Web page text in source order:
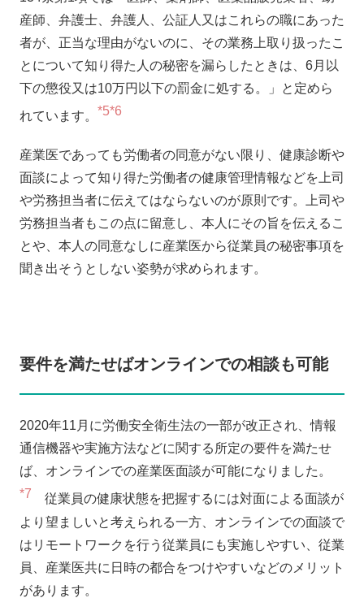
産師、弁護士、弁護人、公証人又はこれらの職にあった
者が、正当な理由がないのに、その業務上取り扱ったこ
とについて知り得た人の秘密を漏らしたときは、6月以
下の懲役又は10万円以下の罰金に処する。」と定めら
れています。 *5*6
産業医であっても労働者の同意がない限り、健康診断や
面談によって知り得た労働者の健康管理情報などを上司
や労務担当者に伝えてはならないのが原則です。上司や
労務担当者もこの点に留意し、本人にその旨を伝えるこ
とや、本人の同意なしに産業医から従業員の秘密事項を
聞き出そうとしない姿勢が求められます。
要件を満たせばオンラインでの相談も可能
2020年11月に労働安全衛生法の一部が改正され、情報
通信機器や実施方法などに関する所定の要件を満たせ
ば、オンラインでの産業医面談が可能になりました。
*7 従業員の健康状態を把握するには対面による面談が
より望ましいと考えられる一方、オンラインでの面談で
はリモートワークを行う従業員にも実施しやすい、従業
員、産業医共に日時の都合をつけやすいなどのメリット
があります。